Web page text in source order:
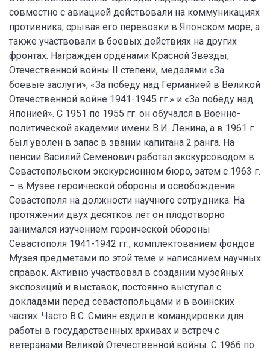
совместно с авиацией действовали на коммуникациях
противника, срывая его перевозки в Японском море, а
также участвовали в боевых действиях на других
фронтах. Награжден орденами Красной Звезды,
Отечественной войны II степени, медалями «За
боевые заслуги», «За победу над Германией в Великой
Отечественной войне 1941-1945 гг.» и «За победу над
Японией». С 1951 по 1955 гг. он обучался в Военно-
политической академии имени В.И. Ленина, а в 1961 г.
был уволен в запас в звании капитана 2 ранга. На
пенсии Василий Семенович работал экскурсоводом в
Севастопольском экскурсионном бюро, затем с 1963 г.
– в Музее героической обороны и освобождения
Севастополя на должности научного сотрудника. На
протяжении двух десятков лет он плодотворно
занимался изучением героической обороны
Севастополя 1941-1942 гг., комплектованием фондов
Музея предметами по этой теме и написанием научных
справок. Активно участвовал в создании музейных
экспозиций и выставок, постоянно выступал с
докладами перед севастопольцами и в воинских
частях. Часто В.С. Смиян ездил в командировки для
работы в государственных архивах и встреч с
ветеранами Великой Отечественной войны. С 1966 по